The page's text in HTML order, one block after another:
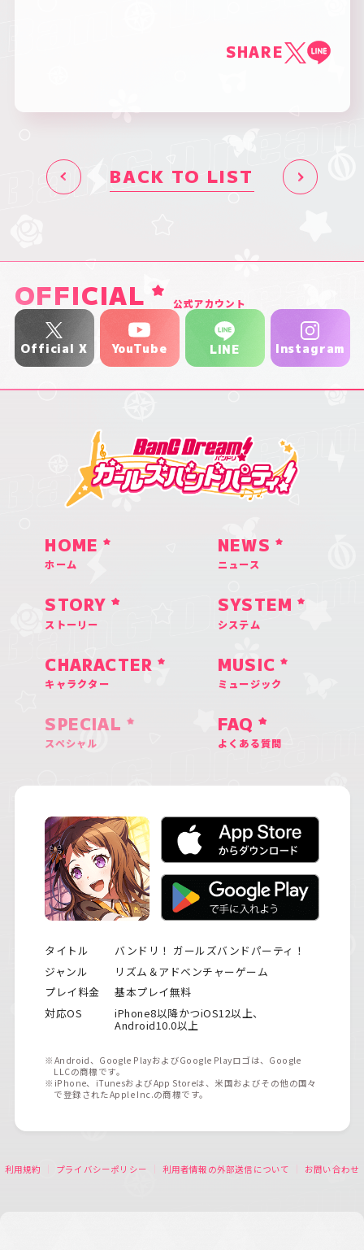
SHARE
BACK TO LIST
OFFICIAL 公式アカウント
Official X YouTube LINE Instagram
HOME
ホーム
NEWS
ニュース
STORY
ストーリー
SYSTEM
システム
CHARACTER
キャラクター
MUSIC
ミュージック
SPECIAL
スペシャル
FAQ
よくある質問
タイトル
バンドリ！ ガールズバンドパーティ！
ジャンル
リズム＆アドベンチャーゲーム
プレイ料金
基本プレイ無料
対応OS
iPhone8以降かつiOS12以上、
Android10.0以上
※Android、Google PlayおよびGoogle Playロゴは、Google
LLCの商標です。
※iPhone、iTunesおよびApp Storeは、米国およびその他の国々
で登録されたApple Inc.の商標です。
利用規約 プライバシーポリシー 利用者情報の外部送信について お問い合わせ